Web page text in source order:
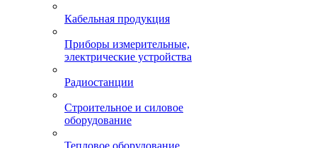
Кабельная продукция
Приборы измерительные,
электрические устройства
Радиостанции
Строительное и силовое
оборудование
Тепловое оборудование